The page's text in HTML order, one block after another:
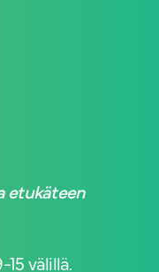
etukäteen
välillä.